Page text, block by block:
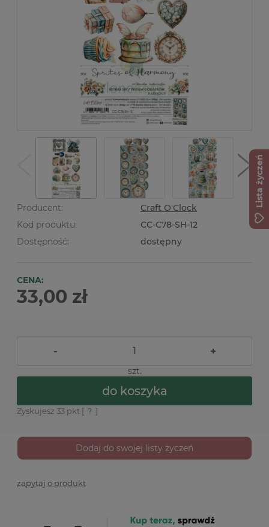
Producent:
Craft O'Clock
Kod produktu:
CC-C78-SH-12
Dostępność:
dostępny
CENA:
33,00 zł
- +
szt.
do koszyka
Zyskujesz 33 pkt [ ? ]
Dodaj do swojej listy życzeń
zapytaj o produkt
Lista życzeń